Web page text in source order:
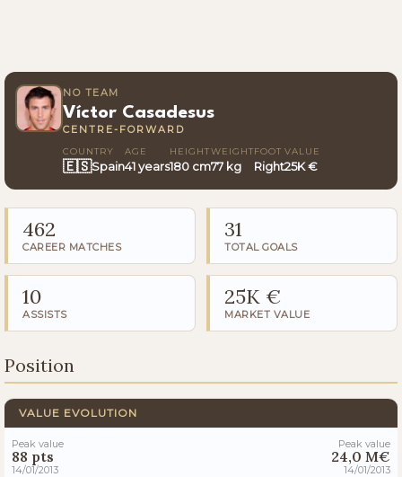
NO TEAM
Víctor Casadesus
CENTRE-FORWARD
COUNTRY
🇪🇸Spain
AGE
41 years
HEIGHT
180 cm
WEIGHT
77 kg
FOOT
Right
VALUE
25K €
462
CAREER MATCHES
31
TOTAL GOALS
10
ASSISTS
25K €
MARKET VALUE
Position
VALUE EVOLUTION
Peak value
88 pts
14/01/2013
Peak value
24,0 M€
14/01/2013